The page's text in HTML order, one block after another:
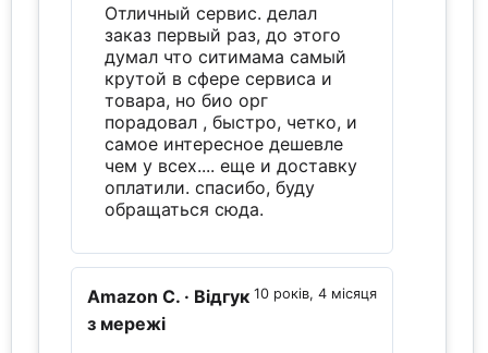
Отличный сервис. делал
заказ первый раз, до этого
думал что ситимама самый
крутой в сфере сервиса и
товара, но био орг
порадовал , быстро, четко, и
самое интересное дешевле
чем у всех.... еще и доставку
оплатили. спасибо, буду
обращаться сюда.
10 років, 4 місяця
Amazon C. · Відгук
з мережі